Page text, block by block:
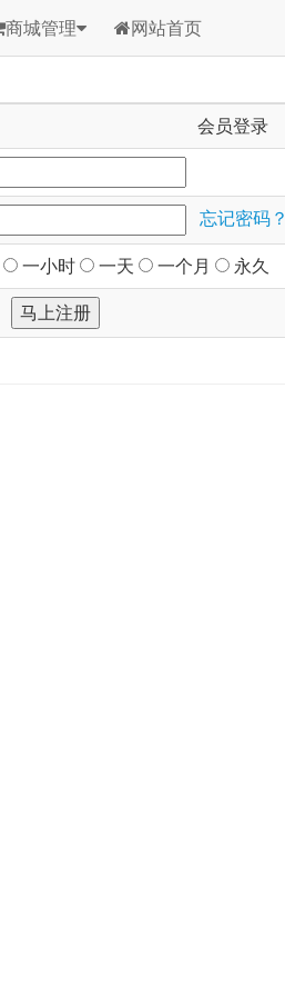
商城管理 网站首页
会员登录
忘记密码？
一小时 一天 一个月 永久